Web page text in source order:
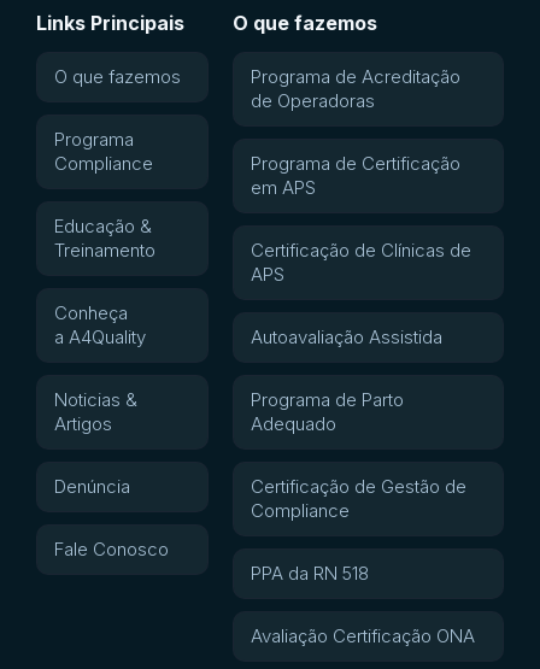
Links Principais
O que fazemos
Programa
Compliance
Educação &
Treinamento
Conheça
a A4Quality
Noticias &
Artigos
Denúncia
Fale Conosco
O que fazemos
Programa de Acreditação
de Operadoras
Programa de Certificação
em APS
Certificação de Clínicas de
APS
Autoavaliação Assistida
Programa de Parto
Adequado
Certificação de Gestão de
Compliance
PPA da RN 518
Avaliação Certificação ONA